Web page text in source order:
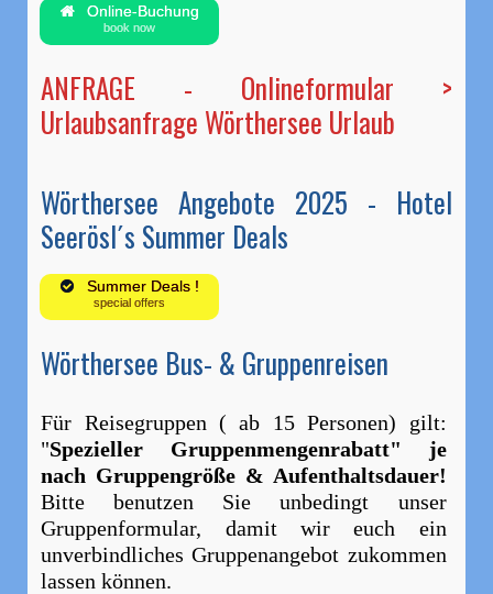
Online-Buchung
book now
ANFRAGE - Onlineformular >
Urlaubsanfrage Wörthersee Urlaub
Wörthersee Angebote 2025 - Hotel
Seerösl´s Summer Deals
Summer Deals !
special offers
Wörthersee Bus- & Gruppenreisen
Für Reisegruppen ( ab 15 Personen) gilt:
"Spezieller Gruppenmengenrabatt" je
nach Gruppengröße & Aufenthaltsdauer!
Bitte benutzen Sie unbedingt unser
Gruppenformular, damit wir euch ein
unverbindliches Gruppenangebot zukommen
lassen können.